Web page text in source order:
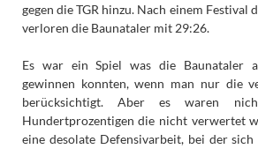
gegen die TGR hinzu. Nach einem Festival
verloren die Baunataler mit 29:26.
Es war ein Spiel was die Baunataler
gewinnen konnten, wenn man nur die
berücksichtigt. Aber es waren
Hundertprozentigen die nicht verwertet
eine desolate Defensivarbeit, bei der